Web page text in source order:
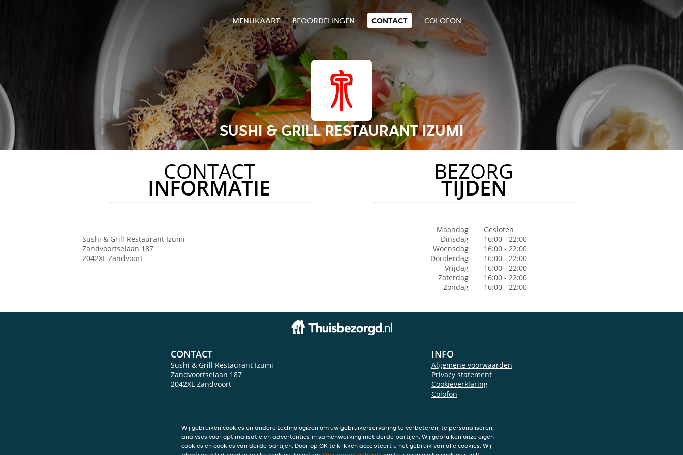
MENUKAART BEOORDELINGEN CONTACT COLOFON
SUSHI & GRILL RESTAURANT IZUMI
CONTACT
INFORMATIE
Sushi & Grill Restaurant Izumi
Zandvoortselaan 187
2042XL Zandvoort
BEZORG
TIJDEN
Maandag
Gesloten
Dinsdag
16:00 - 22:00
Woensdag
16:00 - 22:00
Donderdag
16:00 - 22:00
Vrijdag
16:00 - 22:00
Zaterdag
16:00 - 22:00
Zondag
16:00 - 22:00
CONTACT
Sushi & Grill Restaurant Izumi
Zandvoortselaan 187
2042XL Zandvoort
INFO
Algemene voorwaarden
Privacy statement
Cookieverklaring
Colofon
Wij gebruiken cookies en andere technologieën om uw gebruikerservaring te verbeteren, te personaliseren,
analyses voor optimalisatie en advertenties in samenwerking met derde partijen. Wij gebruiken onze eigen
cookies en cookies van derde partijen. Door op OK te klikken accepteert u het gebruik van alle cookies. Wij